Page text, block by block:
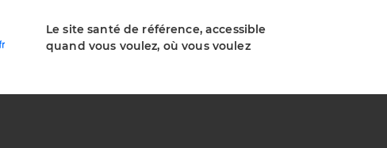
Le site santé de référence, accessible
quand vous voulez, où vous voulez